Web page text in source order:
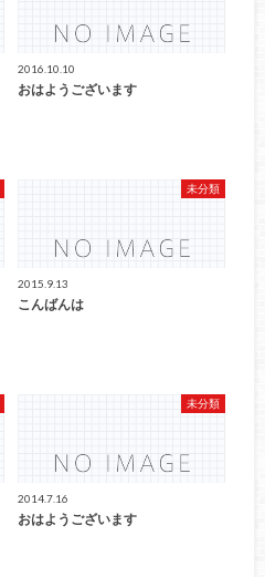
2016.10.10
おはようございます
未分類
2015.9.13
こんばんは
未分類
2014.7.16
おはようございます